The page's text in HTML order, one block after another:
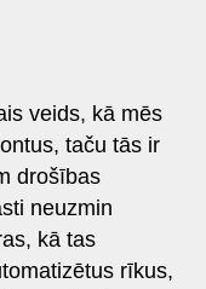
veids, kā mēs
taču tās ir
drošības
neuzmin
kā tas
rīkus,